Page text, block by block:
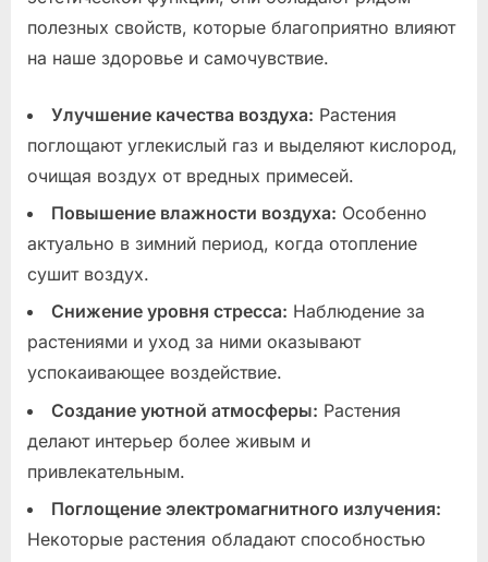
полезных свойств, которые благоприятно влияют
на наше здоровье и самочувствие.
Улучшение качества воздуха: Растения
поглощают углекислый газ и выделяют кислород,
очищая воздух от вредных примесей.
Повышение влажности воздуха: Особенно
актуально в зимний период, когда отопление
сушит воздух.
Снижение уровня стресса: Наблюдение за
растениями и уход за ними оказывают
успокаивающее воздействие.
Создание уютной атмосферы: Растения
делают интерьер более живым и
привлекательным.
Поглощение электромагнитного излучения:
Некоторые растения обладают способностью